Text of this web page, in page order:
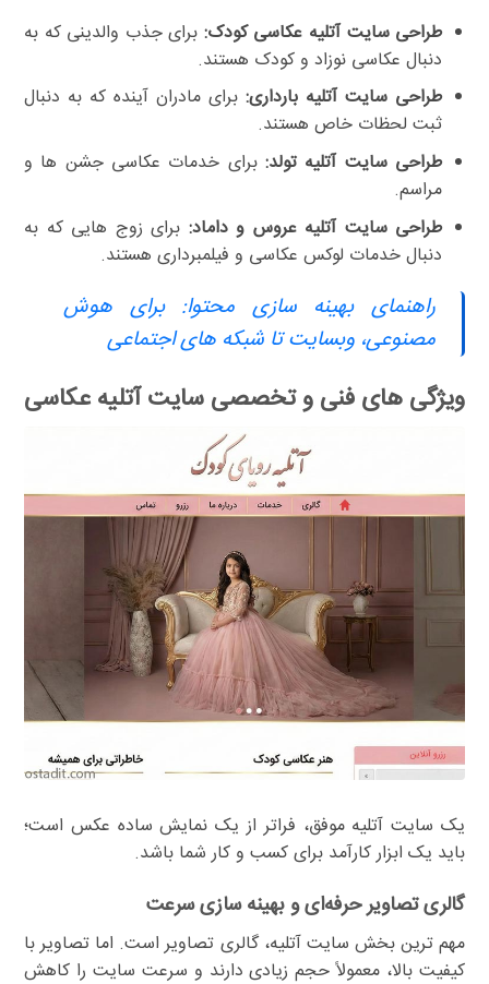
طراحی سایت آتلیه عکاسی کودک: برای جذب والدینی که به
دنبال عکاسی نوزاد و کودک هستند.
طراحی سایت آتلیه بارداری:برای مادران آینده که به دنبال
ثبت لحظات خاص هستند.
طراحی سایت آتلیه تولد:برای خدمات عکاسی جشن ها و
مراسم.
طراحی سایت آتلیه عروس و داماد: برای زوج هایی که به
دنبال خدمات لوکس عکاسی و فیلمبرداری هستند.
راهنمای بهینه سازی محتوا: برای هوش
مصنوعی، وبسایت تا شبکه های اجتماعی
ویژگی های فنی و تخصصی سایت آتلیه عکاسی
یک سایت آتلیه موفق، فراتر از یک نمایش ساده عکس است؛
باید یک ابزار کارآمد برای کسب و کار شما باشد.
گالری تصاویر حرفه‌ای و بهینه سازی سرعت
مهم ترین بخش سایت آتلیه، گالری تصاویر است. اما تصاویر با
کیفیت بالا، معمولاً حجم زیادی دارند و سرعت سایت را کاهش